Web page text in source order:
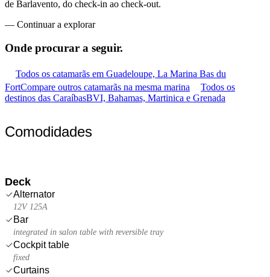
de Barlavento, do check-in ao check-out.
— Continuar a explorar
Onde procurar a seguir.
Todos os catamarãs em Guadeloupe, La Marina Bas du
FortCompare outros catamarãs na mesma marina
Todos os
destinos das CaraíbasBVI, Bahamas, Martinica e Grenada
Comodidades
Deck
Alternator
12V 125A
Bar
integrated in salon table with reversible tray
Cockpit table
fixed
Curtains